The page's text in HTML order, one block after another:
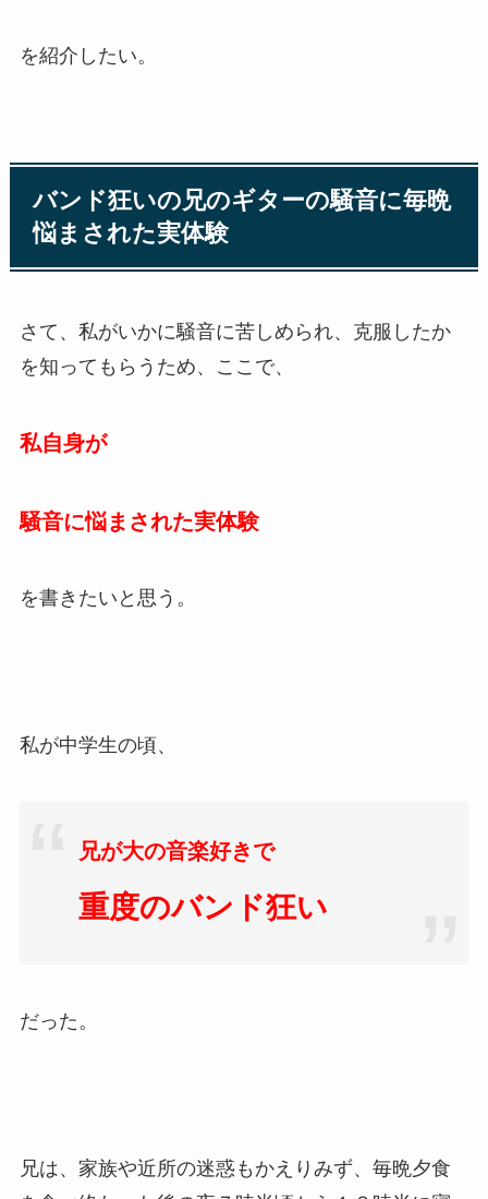
を紹介したい。
バンド狂いの兄のギターの騒音に毎晩
悩まされた実体験
さて、私がいかに騒音に苦しめられ、克服したか
を知ってもらうため、ここで、
私自身が
騒音に悩まされた実体験
を書きたいと思う。
私が中学生の頃、
兄が大の音楽好きで
重度のバンド狂い
だった。
兄は、家族や近所の迷惑もかえりみず、毎晩夕食